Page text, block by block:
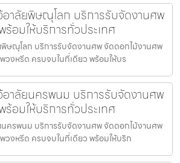
อาลัยพิษณุโลก บริการรับจัดงานศพ
อมให้บริการทั่วประเทศ
ษณุโลก บริการรับจัดงานศพ จัดดอกไม้งานศพ
วงหรีด ครบจบในที่เดียว พร้อมให้บร
อาลัยนครพนม บริการรับจัดงานศพ
อมให้บริการทั่วประเทศ
ครพนม บริการรับจัดงานศพ จัดดอกไม้งานศพ
วงหรีด ครบจบในที่เดียว พร้อมให้บริก